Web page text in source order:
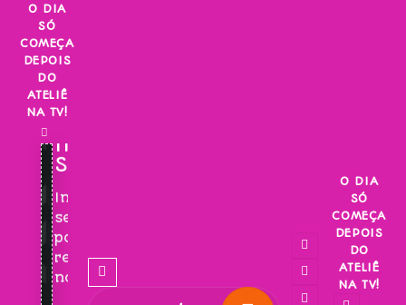
Skip
content
O DIA
SÓ
COMEÇA
DEPOIS
DO
ATELIÊ
NA TV!
INSCREVA-
SE!
Inscreva-
se
para
receber
novidades!
O DIA
SÓ
COMEÇA
DEPOIS
DO
ATELIÊ
NA TV!